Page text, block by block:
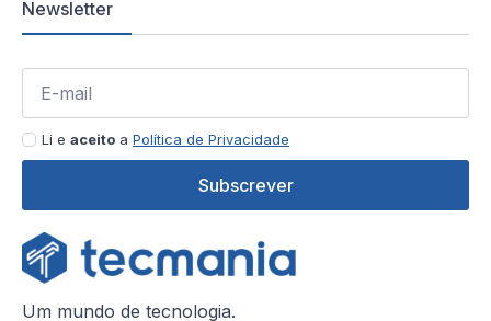
Newsletter
Li e aceito a Política de Privacidade
Subscrever
Um mundo de tecnologia.